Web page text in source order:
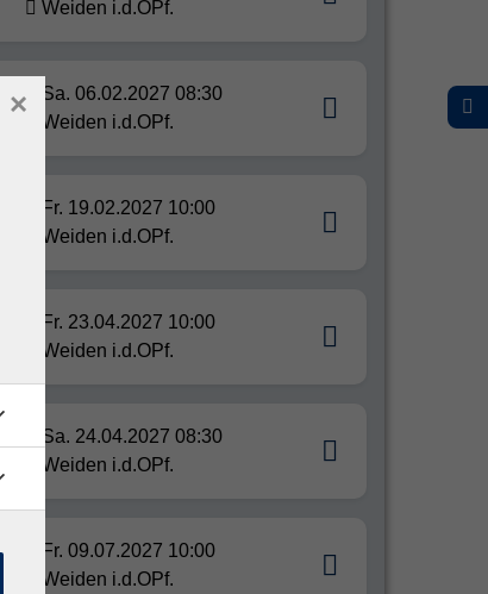
Weiden i.d.OPf.
Sa. 06.02.2027 08:30
Weiden i.d.OPf.
Fr. 19.02.2027 10:00
Weiden i.d.OPf.
Fr. 23.04.2027 10:00
Weiden i.d.OPf.
Sa. 24.04.2027 08:30
Weiden i.d.OPf.
Fr. 09.07.2027 10:00
Weiden i.d.OPf.
×